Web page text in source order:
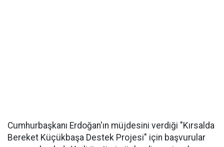
Cumhurbaşkanı Erdoğan'ın müjdesini verdiği "Kırsalda
Bereket Küçükbaşa Destek Projesi" için başvurular